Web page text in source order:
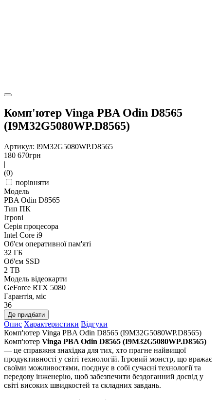
Комп'ютер Vinga PBA Odin D8565
(I9M32G5080WP.D8565)
Артикул: I9M32G5080WP.D8565
180 670грн
|
(0)
порівняти
Модель
PBA Odin D8565
Тип ПК
Ігрові
Серія процесора
Intel Core i9
Об'єм оперативної пам'яті
32 ГБ
Об'єм SSD
2 TB
Модель відеокарти
GeForce RTX 5080
Гарантія, міс
36
Де придбати
Опис Характеристики Відгуки
Комп'ютер Vinga PBA Odin D8565 (I9M32G5080WP.D8565)
Комп'ютер Vinga PBA Odin D8565 (I9M32G5080WP.D8565)
— це справжня знахідка для тих, хто прагне найвищої
продуктивності у світі технологій. Ігровий монстр, що вражає
своїми можливостями, поєднує в собі сучасні технології та
передову інженерію, щоб забезпечити бездоганний досвід у
світі високих швидкостей та складних завдань.